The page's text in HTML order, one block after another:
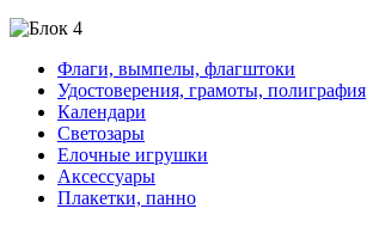
Флаги, вымпелы, флагштоки
Удостоверения, грамоты, полиграфия
Календари
Светозары
Елочные игрушки
Аксессуары
Плакетки, панно